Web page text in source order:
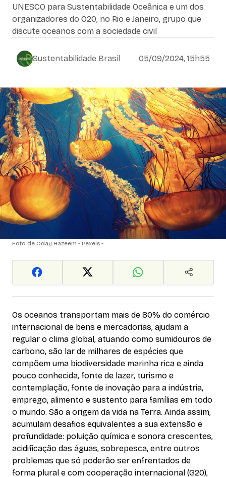
UNESCO para Sustentabilidade Oceânica e um dos
organizadores do O20, no Rio e Janeiro, grupo que
discute oceanos com a sociedade civil
Sustentabilidade Brasil 05/09/2024, 15h55
Foto de Oday Hazeem - Pexels -
Os oceanos transportam mais de 80% do comércio
internacional de bens e mercadorias, ajudam a
regular o clima global, atuando como sumidouros de
carbono, são lar de milhares de espécies que
compõem uma biodiversidade marinha rica e ainda
pouco conhecida, fonte de lazer, turismo e
contemplação, fonte de inovação para a indústria,
emprego, alimento e sustento para famílias em todo
o mundo. São a origem da vida na Terra. Ainda assim,
acumulam desafios equivalentes a sua extensão e
profundidade: poluição química e sonora crescentes,
acidificação das águas, sobrepesca, entre outros
problemas que só poderão ser enfrentados de
forma plural e com cooperação internacional (G20),